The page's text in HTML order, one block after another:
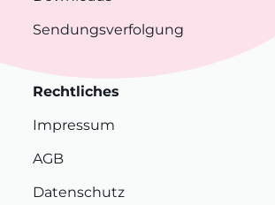
Sendungsverfolgung
Rechtliches
Impressum
AGB
Datenschutz